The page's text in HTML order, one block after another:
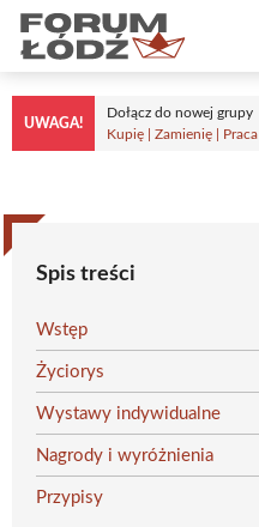
Przejdź
treści
UWAGA!
Dołącz do nowej grupy
Kupię | Zamienię | Praca
Spis treści
Wstęp
Życiorys
Wystawy indywidualne
Nagrody i wyróżnienia
Przypisy